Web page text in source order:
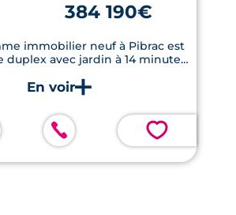
384 190€
immobilier neuf à Pibrac est
duplex avec jardin à 14 minutes
💗